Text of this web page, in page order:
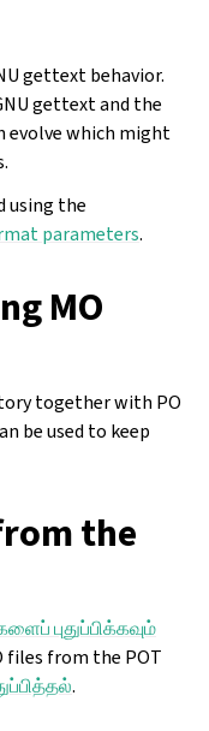
gettext behavior.
gettext and the
evolve which might
using the
parameters.
MO
together with PO
be used to keep
the
புதுப்பிக்கவும்
files from the POT
.